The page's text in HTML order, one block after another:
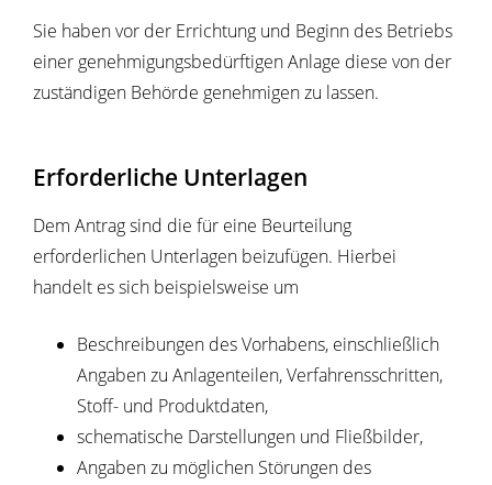
Sie habenvor der Errichtung und Beginn des Betriebs
einer genehmigungsbedürftigenAnlage diese von der
zuständigen Behörde genehmigen zu lassen.
Erforderliche Unterlagen
Dem Antrag sind die für eine Beurteilung
erforderlichen Unterlagen beizufügen. Hierbei
handelt es sich beispielsweise um
Beschreibungen des Vorhabens, einschließlich
Angaben zu Anlagenteilen, Verfahrensschritten,
Stoff- und Produktdaten,
schematische Darstellungen und Fließbilder,
Angaben zu möglichen Störungen des